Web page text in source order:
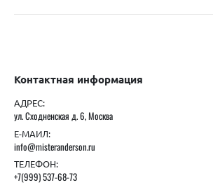
Контактная информация
АДРЕС:
ул. Сходненская д. 6, Москва
Е-МАИЛ:
info@misteranderson.ru
ТЕЛЕФОН:
+7(999) 537-68-73